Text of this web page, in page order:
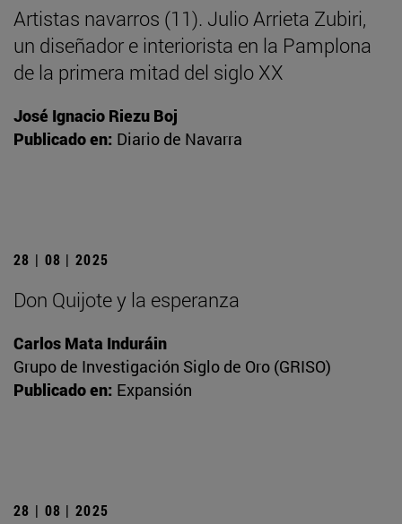
Artistas navarros (11). Julio Arrieta Zubiri,
un diseñador e interiorista en la Pamplona
de la primera mitad del siglo XX
José Ignacio Riezu Boj
Publicado en: Diario de Navarra
28 | 08 | 2025
Don Quijote y la esperanza
Carlos Mata Induráin
Grupo de Investigación Siglo de Oro (GRISO)
Publicado en: Expansión
28 | 08 | 2025